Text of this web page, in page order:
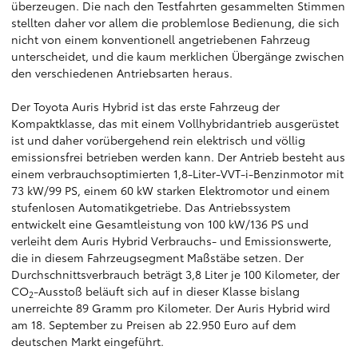
überzeugen. Die nach den Testfahrten gesammelten Stimmen
stellten daher vor allem die problemlose Bedienung, die sich
nicht von einem konventionell angetriebenen Fahrzeug
unterscheidet, und die kaum merklichen Übergänge zwischen
den verschiedenen Antriebsarten heraus.
Der Toyota Auris Hybrid ist das erste Fahrzeug der
Kompaktklasse, das mit einem Vollhybridantrieb ausgerüstet
ist und daher vorübergehend rein elektrisch und völlig
emissionsfrei betrieben werden kann. Der Antrieb besteht aus
einem verbrauchsoptimierten 1,8-Liter-VVT-i-Benzinmotor mit
73 kW/99 PS, einem 60 kW starken Elektromotor und einem
stufenlosen Automatikgetriebe. Das Antriebssystem
entwickelt eine Gesamtleistung von 100 kW/136 PS und
verleiht dem Auris Hybrid Verbrauchs- und Emissionswerte,
die in diesem Fahrzeugsegment Maßstäbe setzen. Der
Durchschnittsverbrauch beträgt 3,8 Liter je 100 Kilometer, der
CO2-Ausstoß beläuft sich auf in dieser Klasse bislang
unerreichte 89 Gramm pro Kilometer. Der Auris Hybrid wird
am 18. September zu Preisen ab 22.950 Euro auf dem
deutschen Markt eingeführt.